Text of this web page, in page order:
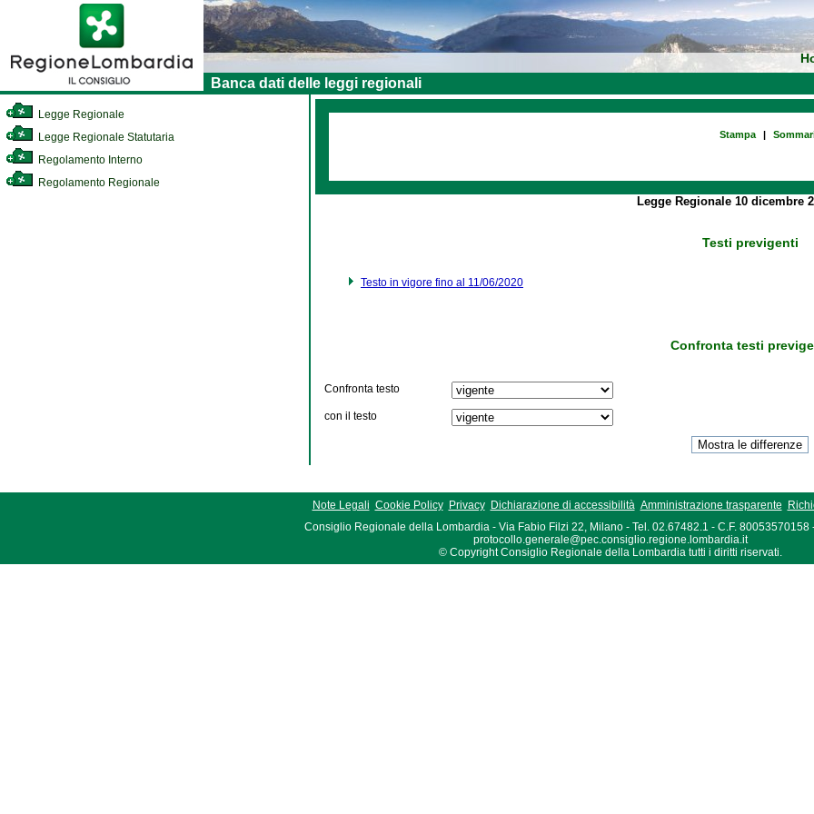
Banca dati delle leggi regionali
Legge Regionale
Legge Regionale Statutaria
Regolamento Interno
Regolamento Regionale
Stampa |
Legge Regionale 10 dicembre
Testi previgenti
Testo in vigore fino al 11/06/2020
Confronta testi
Confronta testo
con il testo
Note Legali Cookie Policy Privacy Dichiarazione di accessibilità Amministrazione trasparente
Consiglio Regionale della Lombardia - Via Fabio Filzi 22, Milano - Tel. 02.67482.1 - C.F. 80053570158
protocollo.generale@pec.consiglio.regione.lombardia.it
© Copyright Consiglio Regionale della Lombardia tutti i diritti riservati.